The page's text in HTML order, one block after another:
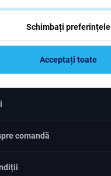
comandă
Schimbați preferințele
Acceptați toate